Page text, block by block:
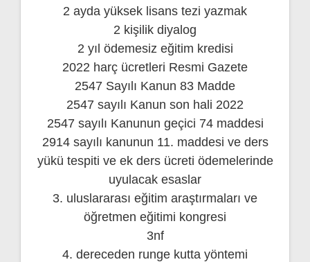
2 ayda yüksek lisans tezi yazmak
2 kişilik diyalog
2 yıl ödemesiz eğitim kredisi
2022 harç ücretleri Resmi Gazete
2547 Sayılı Kanun 83 Madde
2547 sayılı Kanun son hali 2022
2547 sayılı Kanunun geçici 74 maddesi
2914 sayılı kanunun 11. maddesi ve ders
yükü tespiti ve ek ders ücreti ödemelerinde
uyulacak esaslar
3. uluslararası eğitim araştırmaları ve
öğretmen eğitimi kongresi
3nf
4. dereceden runge kutta yöntemi